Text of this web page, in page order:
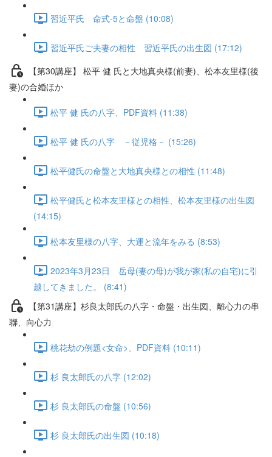
習近平氏 命式-5と命盤 (10:08)
習近平氏ご夫妻の相性 習近平氏の出生図 (17:12)
【第30講座】 松平 健 氏と大地真央様(前妻)、松本友里様(後
妻)の合婚ほか
松平 健 氏の八字、PDF資料 (11:38)
松平 健 氏の八字 －従児格－ (15:26)
松平健氏の命盤と大地真央様との相性 (11:48)
松平健氏と松本友里様との相性、松本友里様の出生図
(14:15)
松本友里様の八字、大運と流年をみる (8:53)
2023年3月23日 岳母(妻の母)が我が家(私の自宅)に引
越してきました。 (8:41)
【第31講座】杉良太郎氏の八字・命盤・出生図、離心力の串
聯、向心力
桃花劫の例題<女命>、PDF資料 (10:11)
杉 良太郎氏の八字 (12:02)
杉 良太郎氏の命盤 (10:56)
杉 良太郎氏の出生図 (10:18)